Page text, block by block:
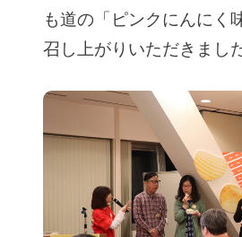
も道の「ピンクにんにく
召し上がりいただきまし